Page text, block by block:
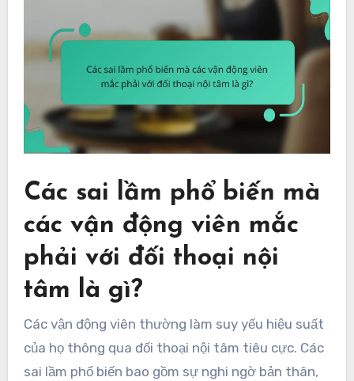
Các sai lầm phổ biến mà
các vận động viên mắc
phải với đối thoại nội
tâm là gì?
Các vận động viên thường làm suy yếu hiệu suất
của họ thông qua đối thoại nội tâm tiêu cực. Các
sai lầm phổ biến bao gồm sự nghi ngờ bản thân,